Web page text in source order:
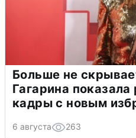
Больше не
Гагарина
кадры с новым
6 августа 263